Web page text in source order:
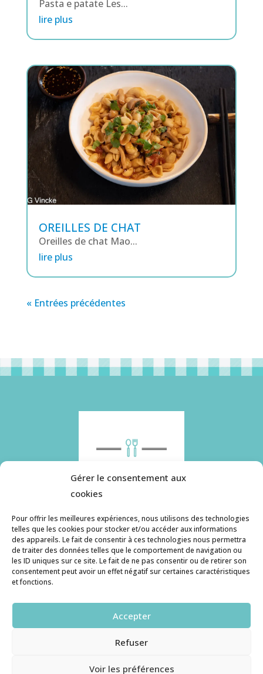
Gérer le consentement aux
cookies
Pour offrir les meilleures expériences, nous utilisons des technologies
telles que les cookies pour stocker et/ou accéder aux informations
des appareils. Le fait de consentir à ces technologies nous permettra
de traiter des données telles que le comportement de navigation ou
les ID uniques sur ce site. Le fait de ne pas consentir ou de retirer son
consentement peut avoir un effet négatif sur certaines caractéristiques
et fonctions.
Accepter
Refuser
Voir les préférences
Pasta e patate Les...
lire plus
OREILLES DE CHAT
Oreilles de chat Mao...
lire plus
« Entrées précédentes
Histoire de pâtes utilise des cookies. Pour en
savoir plus, ainsi que sur la politique de
confidentialité, cliquez ici.
Contact
histoiredepates@gmail.com